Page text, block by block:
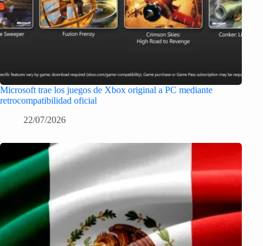
Microsoft trae los juegos de Xbox original a PC mediante
retrocompatibilidad oficial
22/07/2026